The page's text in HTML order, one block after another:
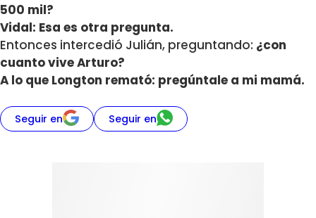
500 mil?
Vidal: Esa es otra pregunta.
Entonces intercedió Julián, preguntando: ¿con
cuanto vive Arturo?
A lo que Longton remató: pregúntale a mi mamá.
Seguir en Seguir en